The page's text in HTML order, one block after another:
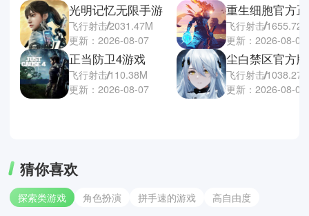
光明记忆无限手游
飞行射击2031.47M
更新：2026-08-07
正当防卫4游戏
飞行射击110.38M
更新：2026-08-07
重生细胞官方
飞行射击
更新：2026-08-06
尘白禁区官方版
飞行射击
更新：2026-08-06
猜你喜欢
探索类游戏 角色扮演 拼手速的游戏 高自由度